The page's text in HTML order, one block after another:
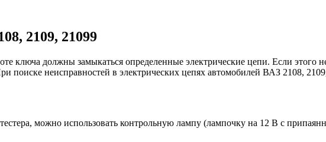
2109, 21099
ключа должны замыкаться определенные электрические цепи. Если этого
поиске неисправностей в электрических цепях автомобилей ВАЗ 2108,
можно использовать контрольную лампу (лампочку на 12 В с